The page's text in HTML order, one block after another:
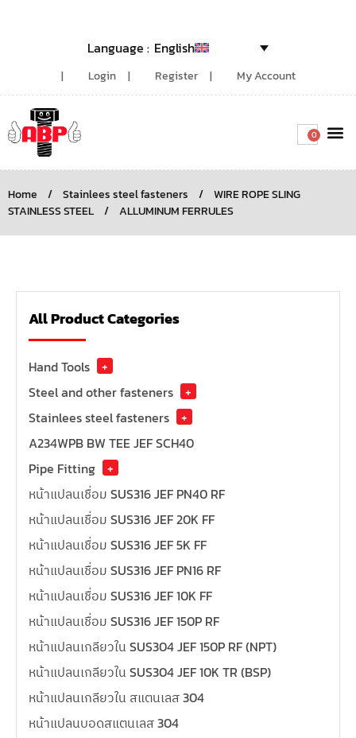
English
Login Register My Account
0
Home / Stainlees steel fasteners /
WIRE ROPE SLING
STAINLESS STEEL
/ ALLUMINUM FERRULES
All Product Categories
Hand Tools
+
Steel and other fasteners
+
Stainlees steel fasteners
+
A234WPB BW TEE JEF SCH40
Pipe Fitting
+
หน้าแปลนเชื่อม SUS316 JEF PN40 RF
หน้าแปลนเชื่อม SUS316 JEF 20K FF
หน้าแปลนเชื่อม SUS316 JEF 5K FF
หน้าแปลนเชื่อม SUS316 JEF PN16 RF
หน้าแปลนเชื่อม SUS316 JEF 10K FF
หน้าแปลนเชื่อม SUS316 JEF 150P RF
หน้าแปลนเกลียวใน SUS304 JEF 150P RF (NPT)
หน้าแปลนเกลียวใน SUS304 JEF 10K TR (BSP)
หน้าแปลนเกลียวใน สแตนเลส 304
หน้าแปลนบอดสแตนเลส 304